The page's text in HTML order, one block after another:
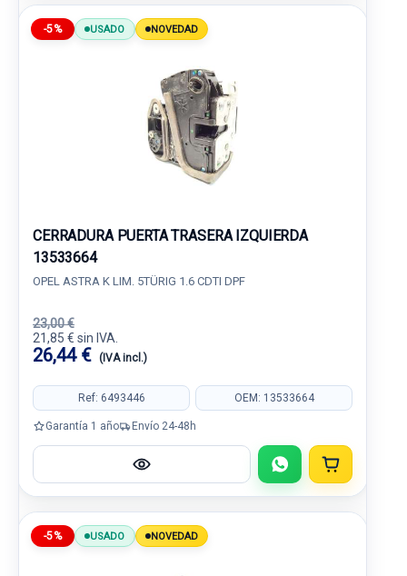
-5% USADO NOVEDAD
CERRADURA PUERTA TRASERA IZQUIERDA
13533664
OPEL ASTRA K LIM. 5TÜRIG 1.6 CDTI DPF
23,00 €
21,85 € sin IVA.
26,44 € (IVA incl.)
Ref: 6493446 OEM: 13533664
Garantía 1 año Envío 24-48h
-5% USADO NOVEDAD